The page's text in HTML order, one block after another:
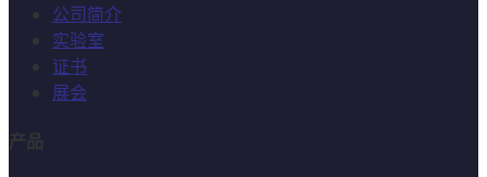
公司简介
实验室
证书
展会